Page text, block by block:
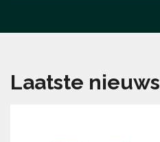
Laatste nieuws